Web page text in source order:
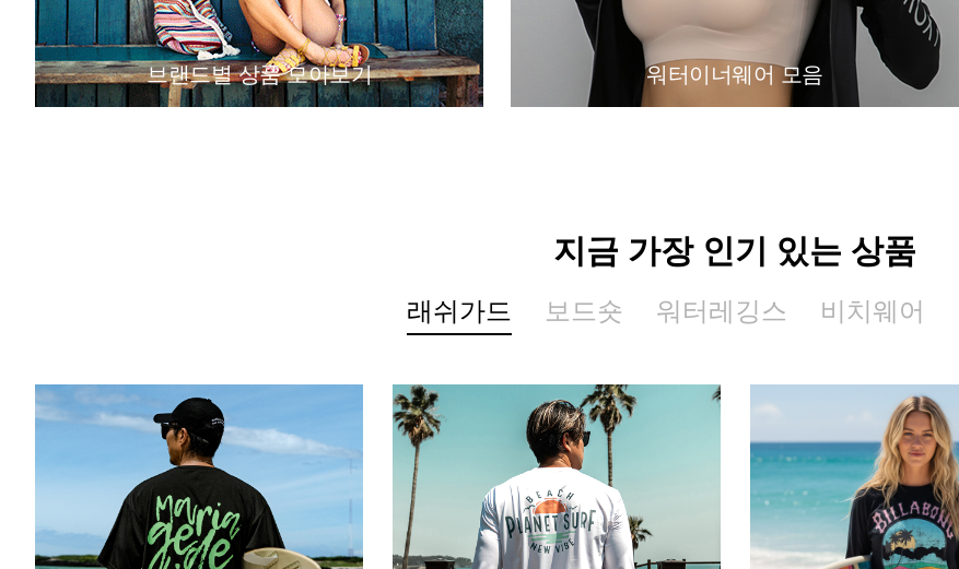
브랜드별 상품 모아보기 워터이너웨어 모음
지금 가장 인기 있는 상품
래쉬가드 보드숏 워터레깅스 비치웨어